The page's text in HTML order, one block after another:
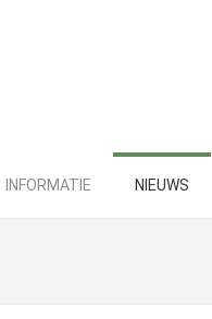
INFORMATIE NIEUWS